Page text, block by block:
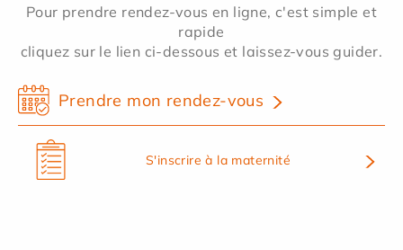
Pour prendre rendez-vous en ligne, c'est simple et
rapide
cliquez sur le lien ci-dessous et laissez-vous guider.
Prendre mon rendez-vous
S'inscrire à la maternité